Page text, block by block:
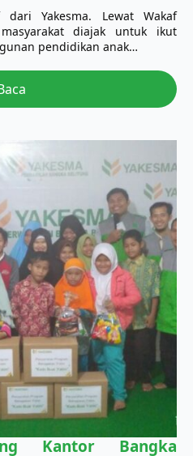
Yakesma. Lewat Wakaf
diajak untuk ikut
pendidikan anak…
Kantor Bangka